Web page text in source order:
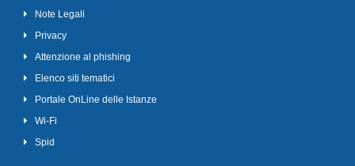
Note Legali
Privacy
Attenzione al phishing
Elenco siti tematici
Portale OnLine delle Istanze
Wi-Fi
Spid